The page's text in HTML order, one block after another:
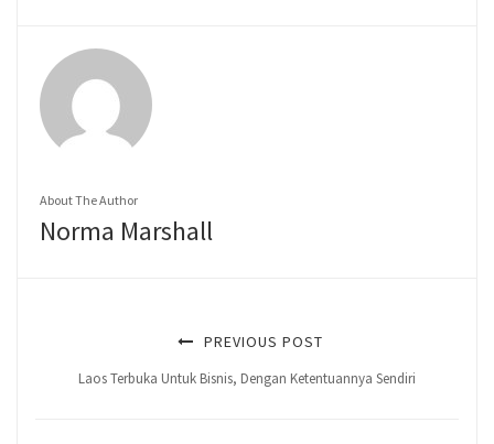
About The Author
Norma Marshall
PREVIOUS POST
Laos Terbuka Untuk Bisnis, Dengan Ketentuannya Sendiri